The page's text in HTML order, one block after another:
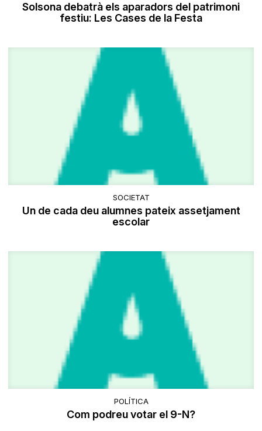
Solsona debatrà els aparadors del patrimoni
festiu: Les Cases de la Festa
SOCIETAT
Un de cada deu alumnes pateix assetjament
escolar
POLÍTICA
Com podreu votar el 9-N?